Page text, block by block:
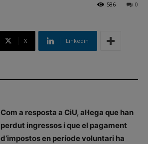
0
586
X Linkedin
Com a resposta a CiU, al·lega que han
perdut ingressos i que el pagament
d’impostos en període voluntari ha